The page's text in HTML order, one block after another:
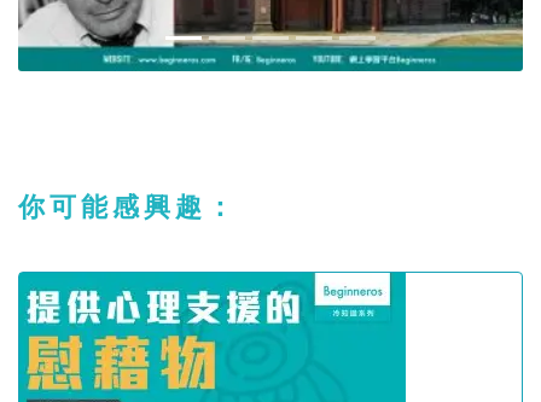
你可能感興趣：